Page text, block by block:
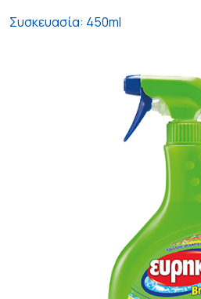
Συσκευασία: 450ml